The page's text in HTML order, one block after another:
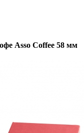
Asso Coffee 58 мм